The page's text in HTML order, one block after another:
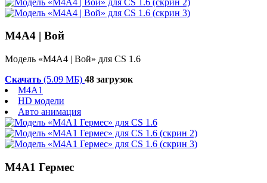
M4A4 | Вой
Модель «M4A4 | Вой» для CS 1.6
Скачать (5.09 МБ) 48 загрузок
M4A1
HD модели
Авто анимация
М4А1 Гермес